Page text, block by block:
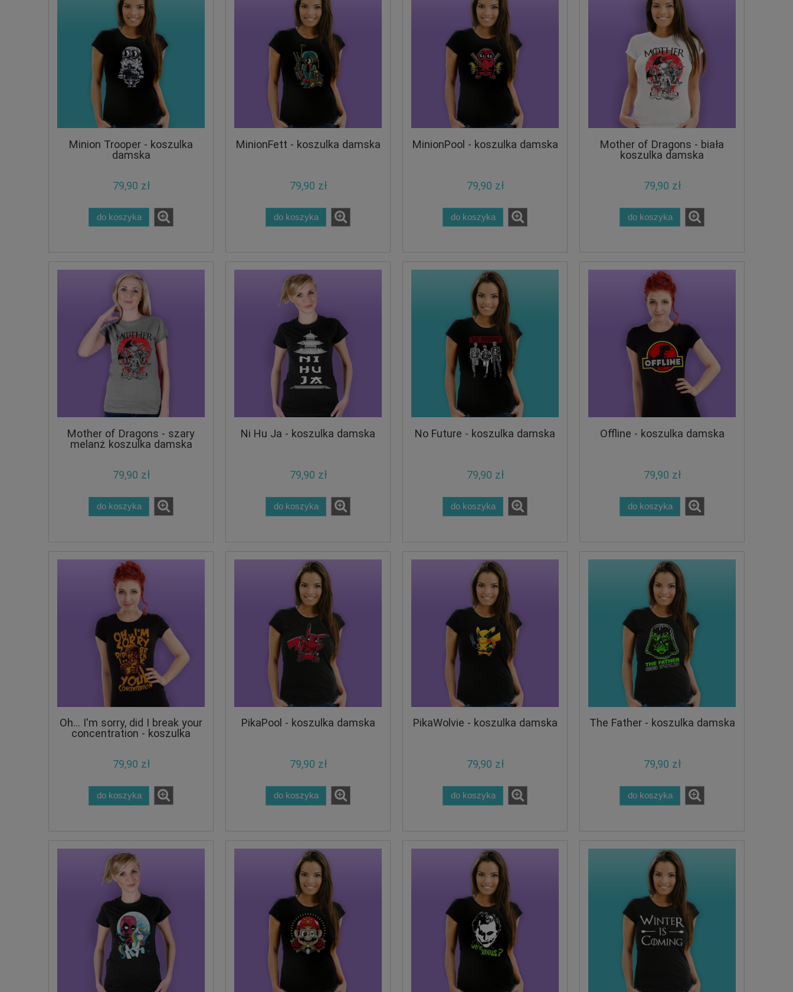
Minion Trooper - koszulka
damska
79,90 zł
do koszyka
MinionFett - koszulka damska
79,90 zł
do koszyka
MinionPool - koszulka damska
79,90 zł
do koszyka
Mother of Dragons - biała
koszulka damska
79,90 zł
do koszyka
Mother of Dragons - szary
melanż koszulka damska
79,90 zł
do koszyka
Ni Hu Ja - koszulka damska
79,90 zł
do koszyka
No Future - koszulka damska
79,90 zł
do koszyka
Offline - koszulka damska
79,90 zł
do koszyka
Oh... I'm sorry, did I break your
concentration - koszulka
79,90 zł
do koszyka
PikaPool - koszulka damska
79,90 zł
do koszyka
PikaWolvie - koszulka damska
79,90 zł
do koszyka
The Father - koszulka damska
79,90 zł
do koszyka